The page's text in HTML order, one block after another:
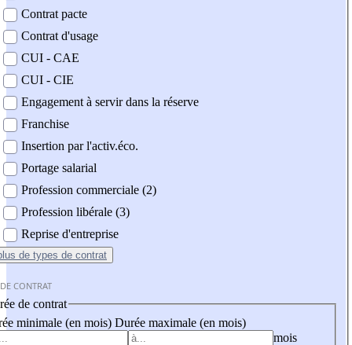
Contrat pacte
Contrat d'usage
CUI - CAE
CUI - CIE
Engagement à servir dans la réserve
Franchise
Insertion par l'activ.éco.
Portage salarial
Profession commerciale (2)
Profession libérale (3)
Reprise d'entreprise
de types de contrat
CONTRAT
de contrat
minimale (en mois) Durée maximale (en mois)
mois